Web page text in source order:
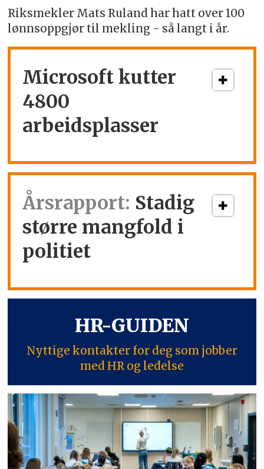
Riksmekler Mats Ruland har hatt over 100
lønnsoppgjør til mekling - så langt i år.
Microsoft kutter
4800
arbeidsplasser
Årsrapport: Stadig
større mangfold i
politiet
HR-GUIDEN
Nyttige kontakter for deg som jobber
med HR og ledelse